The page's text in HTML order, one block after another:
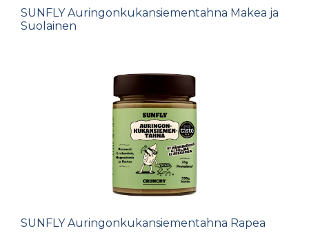
SUNFLY Auringonkukansiementahna Makea ja
Suolainen
SUNFLY Auringonkukansiementahna Rapea